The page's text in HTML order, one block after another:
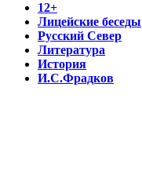
12+
Лицейские беседы
Русский Север
Литература
История
И.С.Фрадков